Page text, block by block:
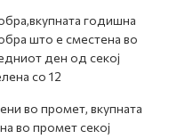
годишна
што е сместена во
ден од секој
со 12
во промет, вкупната
во промет секој